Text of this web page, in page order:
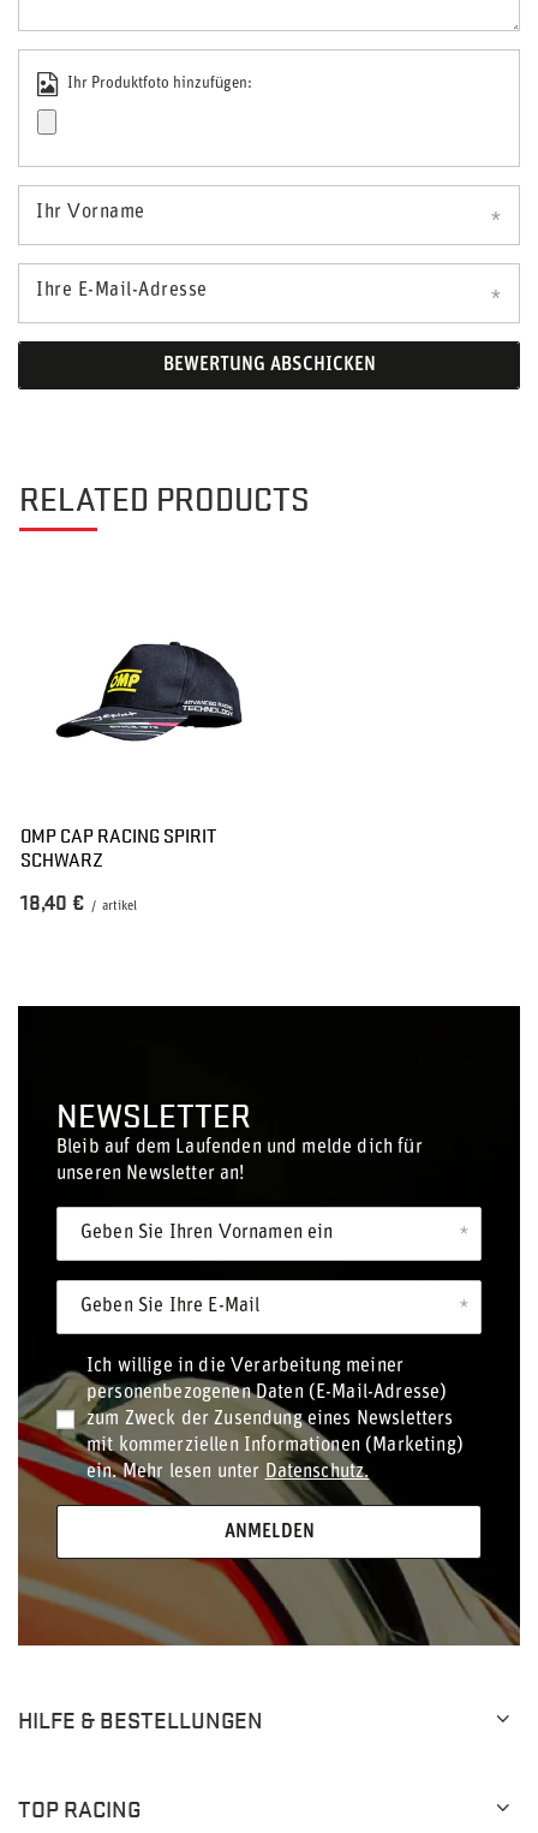
Ihr Produktfoto hinzufügen:
Ihr Vorname
Ihre E-Mail-Adresse
BEWERTUNG ABSCHICKEN
RELATED PRODUCTS
OMP CAP RACING SPIRIT
SCHWARZ
18,40 € / artikel
NEWSLETTER
Bleib auf dem Laufenden und melde dich für
unseren Newsletter an!
Geben Sie Ihren Vornamen ein
Geben Sie Ihre E-Mail
Ich willige in die Verarbeitung meiner
personenbezogenen Daten (E-Mail-Adresse)
zum Zweck der Zusendung eines Newsletters
mit kommerziellen Informationen (Marketing)
ein. Mehr lesen unter Datenschutz.
ANMELDEN
HILFE & BESTELLUNGEN
TOP RACING